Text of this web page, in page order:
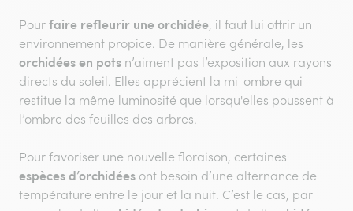
Pour faire refleurir une orchidée, il faut lui offrir un
environnement propice. De manière générale, les
orchidées en pots n’aiment pas l’exposition aux rayons
directs du soleil. Elles apprécient la mi-ombre qui
restitue la même luminosité que lorsqu'elles poussent à
l’ombre des feuilles des arbres.
Pour favoriser une nouvelle floraison, certaines
espèces d’orchidées ont besoin d’une alternance de
température entre le jour et la nuit. C’est le cas, par